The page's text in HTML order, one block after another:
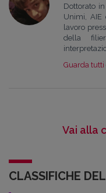
Dottorato
Unimi, AIE
lavoro
della
Guarda
Vai alla
CLASSIFICHE